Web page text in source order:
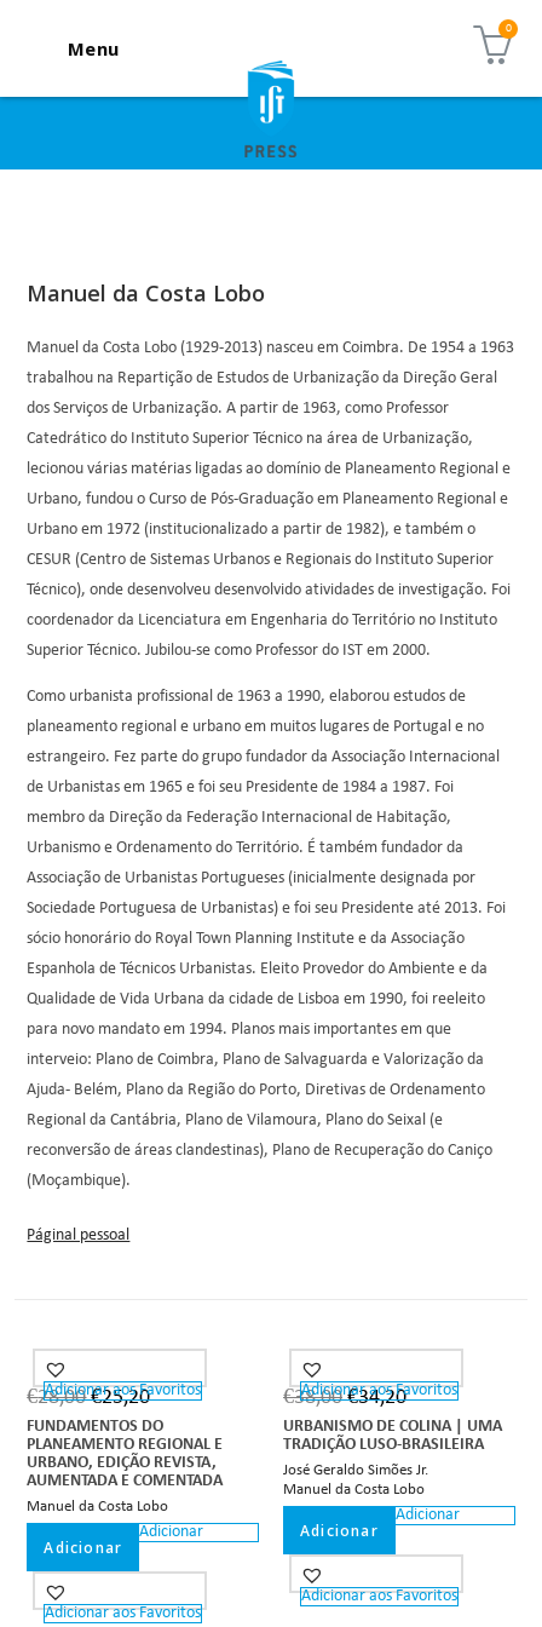
Menu
Manuel da Costa Lobo
Manuel da Costa Lobo (1929-2013) nasceu em Coimbra. De 1954 a 1963
trabalhou na Repartição de Estudos de Urbanização da Direção Geral
dos Serviços de Urbanização. A partir de 1963, como Professor
Catedrático do Instituto Superior Técnico na área de Urbanização,
lecionou várias matérias ligadas ao domínio de Planeamento Regional e
Urbano, fundou o Curso de Pós-Graduação em Planeamento Regional e
Urbano em 1972 (institucionalizado a partir de 1982), e também o
CESUR (Centro de Sistemas Urbanos e Regionais do Instituto Superior
Técnico), onde desenvolveu desenvolvido atividades de investigação. Foi
coordenador da Licenciatura em Engenharia do Território no Instituto
Superior Técnico. Jubilou-se como Professor do IST em 2000.
Como urbanista profissional de 1963 a 1990, elaborou estudos de
planeamento regional e urbano em muitos lugares de Portugal e no
estrangeiro. Fez parte do grupo fundador da Associação Internacional
de Urbanistas em 1965 e foi seu Presidente de 1984 a 1987. Foi
membro da Direção da Federação Internacional de Habitação,
Urbanismo e Ordenamento do Território. É também fundador da
Associação de Urbanistas Portugueses (inicialmente designada por
Sociedade Portuguesa de Urbanistas) e foi seu Presidente até 2013. Foi
sócio honorário do Royal Town Planning Institute e da Associação
Espanhola de Técnicos Urbanistas. Eleito Provedor do Ambiente e da
Qualidade de Vida Urbana da cidade de Lisboa em 1990, foi reeleito
para novo mandato em 1994. Planos mais importantes em que
interveio: Plano de Coimbra, Plano de Salvaguarda e Valorização da
Ajuda- Belém, Plano da Região do Porto, Diretivas de Ordenamento
Regional da Cantábria, Plano de Vilamoura, Plano do Seixal (e
reconversão de áreas clandestinas), Plano de Recuperação do Caniço
(Moçambique).
Páginal pessoal
Adicionar aos Favoritos
€28,00 €25,20
FUNDAMENTOS DO
PLANEAMENTO REGIONAL E
URBANO, EDIÇÃO REVISTA,
AUMENTADA E COMENTADA
Manuel da Costa Lobo
Adicionar
Adicionar
Adicionar aos Favoritos
Adicionar aos Favoritos
€38,00 €34,20
URBANISMO DE COLINA | UMA
TRADIÇÃO LUSO-BRASILEIRA
José Geraldo Simões Jr.
Manuel da Costa Lobo
Adicionar
Adicionar
Adicionar aos Favoritos